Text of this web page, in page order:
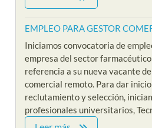
EMPLEO PARA GESTOR
Iniciamos convocatoria de
empresa del sector
referencia a su nueva vacante
comercial remoto. Para dar
reclutamiento y selección,
profesionales universitarios,